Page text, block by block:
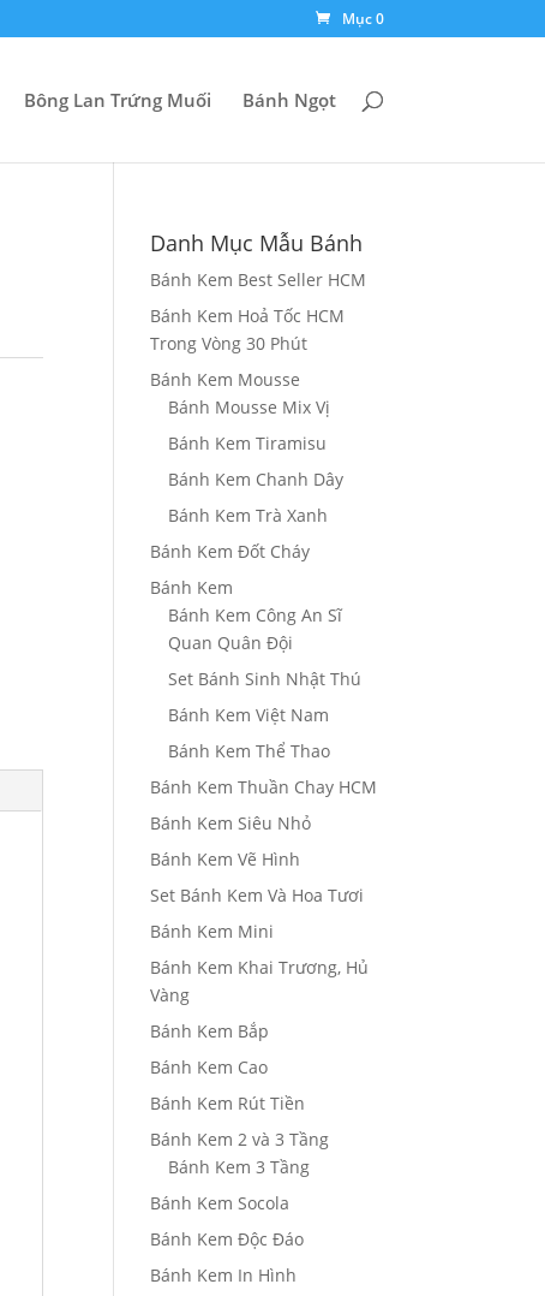
Mục 0
Bông Lan Trứng Muối Bánh Ngọt
Danh Mục Mẫu Bánh
Bánh Kem Best Seller HCM
Bánh Kem Hoả Tốc HCM
Trong Vòng 30 Phút
Bánh Kem Mousse
Bánh Mousse Mix Vị
Bánh Kem Tiramisu
Bánh Kem Chanh Dây
Bánh Kem Trà Xanh
Bánh Kem Đốt Cháy
Bánh Kem
Bánh Kem Công An Sĩ
Quan Quân Đội
Set Bánh Sinh Nhật Thú
Bánh Kem Việt Nam
Bánh Kem Thể Thao
Bánh Kem Thuần Chay HCM
Bánh Kem Siêu Nhỏ
Bánh Kem Vẽ Hình
Set Bánh Kem Và Hoa Tươi
Bánh Kem Mini
Bánh Kem Khai Trương, Hủ
Vàng
Bánh Kem Bắp
Bánh Kem Cao
Bánh Kem Rút Tiền
Bánh Kem 2 và 3 Tầng
Bánh Kem 3 Tầng
Bánh Kem Socola
Bánh Kem Độc Đáo
Bánh Kem In Hình